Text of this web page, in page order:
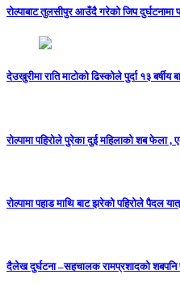
रोल्पाबाट तुलसीपुर आउँदै गरेको जिप दुर्घटनामा
देउखुरीमा राति माटोको ढिस्कोले पुर्दा १३
रोल्पामा पहिरोले पुरेका दुई महिलाको शब फेला ,
रोल्पामा पहाड माथि बाट झरेको पहिरोले पैदल
दैलेख दुर्घटना –सहचालक रामप्रशादको